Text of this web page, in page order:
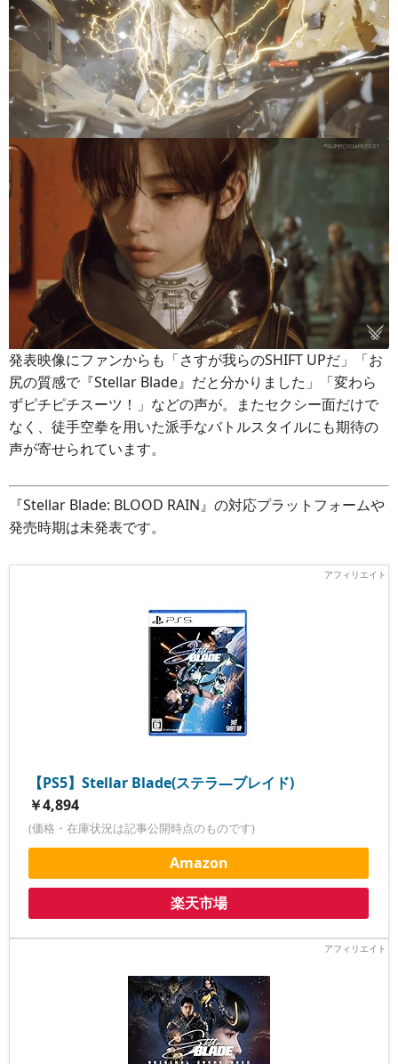
発表映像にファンからも「さすが我らのSHIFT UPだ」「お
尻の質感で『Stellar Blade』だと分かりました」「変わら
ずピチピチスーツ！」などの声が。またセクシー面だけで
なく、徒手空拳を用いた派手なバトルスタイルにも期待の
声が寄せられています。
『Stellar Blade: BLOOD RAIN』の対応プラットフォームや
発売時期は未発表です。
【PS5】Stellar Blade(ステラ―ブレイド)
￥4,894
(価格・在庫状況は記事公開時点のものです)
Amazon
楽天市場